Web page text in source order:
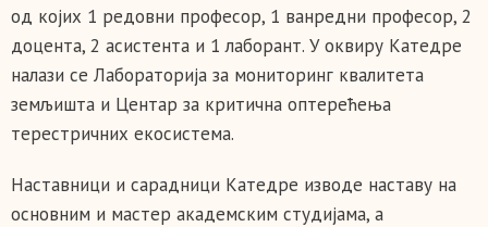
од којих 1 редовни професор, 1 ванредни професор, 2
доцента, 2 асистента и 1 лаборант. У оквиру Катедре
налази се Лабораторија за мониторинг квалитета
земљишта и Центар за критична оптерећења
терестричних екосистема.
Наставници и сарадници Катедре изводе наставу на
основним и мастер академским студијама, а